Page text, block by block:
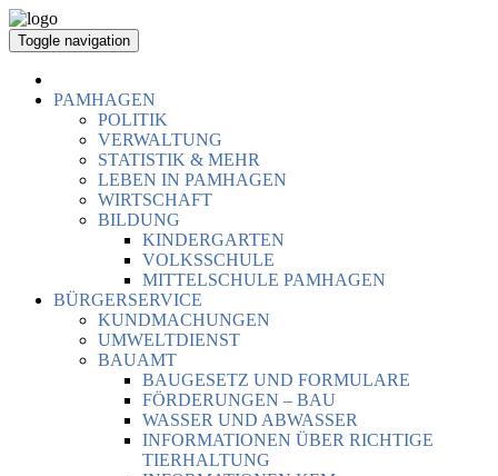
Toggle navigation
PAMHAGEN
POLITIK
VERWALTUNG
STATISTIK & MEHR
LEBEN IN PAMHAGEN
WIRTSCHAFT
BILDUNG
KINDERGARTEN
VOLKSSCHULE
MITTELSCHULE PAMHAGEN
BÜRGERSERVICE
KUNDMACHUNGEN
UMWELTDIENST
BAUAMT
BAUGESETZ UND FORMULARE
FÖRDERUNGEN – BAU
WASSER UND ABWASSER
INFORMATIONEN ÜBER RICHTIGE
TIERHALTUNG